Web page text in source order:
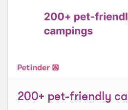
200+ pet-friendly